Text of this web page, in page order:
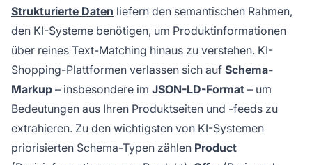
Strukturierte Daten liefern den semantischen Rahmen,
den KI-Systeme benötigen, um Produktinformationen
über reines Text-Matching hinaus zu verstehen. KI-
Shopping-Plattformen verlassen sich auf Schema-
Markup – insbesondere im JSON-LD-Format – um
Bedeutungen aus Ihren Produktseiten und -feeds zu
extrahieren. Zu den wichtigsten von KI-Systemen
priorisierten Schema-Typen zählen Product